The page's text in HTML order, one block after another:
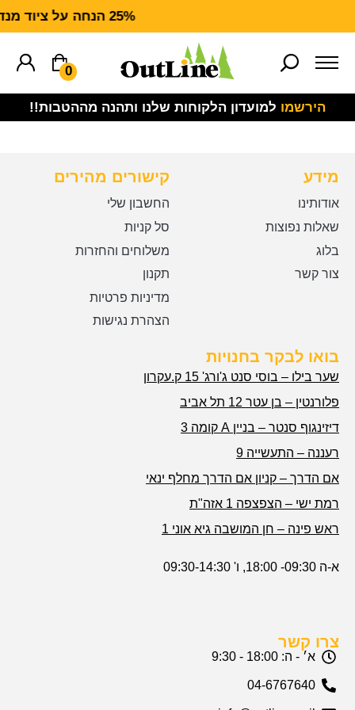
25% הנחה על ציוד מנדף CARHARTT FORCE
0
הירשמו למועדון הלקוחות שלנו ותהנה מההטבות!!
מידע
אודותינו
שאלות נפוצות
בלוג
צור קשר
קישורים מהירים
החשבון שלי
סל קניות
משלוחים והחזרות
תקנון
מדיניות פרטיות
הצהרת נגישות
בואו לבקר בחנויות
שער בילו – בוסי סנט ג'ורג' 15 ק.עקרון
פלורנטין – בן עטר 12 תל אביב
דיזינגוף סנטר – בניין A קומה 3
רעננה – התעשייה 9
אם הדרך – קניון אם הדרך מחלף ינאי
רמת ישי – הצפצפה 1 אזה"ת
ראש פינה – חן המושבה גיא אוני 1
א-ה 09:30- 18:00, ו' 09:30-14:30
צרו קשר
א׳ - ה: 18:00 - 9:30
04-6767640